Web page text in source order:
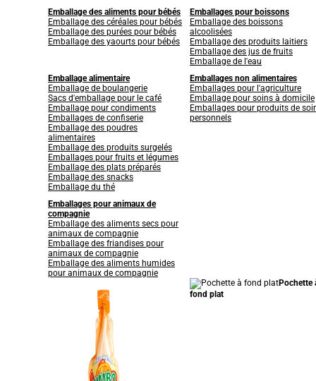
Emballage des aliments pour bébés
Emballage des céréales pour bébés
Emballage des purées pour bébés
Emballage des yaourts pour bébés
Emballages pour boissons
Emballage des boissons
alcoolisées
Emballage des produits laitiers
Emballage des jus de fruits
Emballage de l'eau
Emballage alimentaire
Emballage de boulangerie
Sacs d'emballage pour le café
Emballage pour condiments
Emballages de confiserie
Emballage des poudres
alimentaires
Emballage des produits surgelés
Emballages pour fruits et légumes
Emballage des plats préparés
Emballage des snacks
Emballage du thé
Emballages non alimentaires
Emballages pour l'agriculture
Emballage pour soins à domicile
Emballages pour produits de
personnels
Emballages pour animaux de
compagnie
Emballage des aliments secs pour
animaux de compagnie
Emballage des friandises pour
animaux de compagnie
Emballage des aliments humides
pour animaux de compagnie
Pochette
fond plat